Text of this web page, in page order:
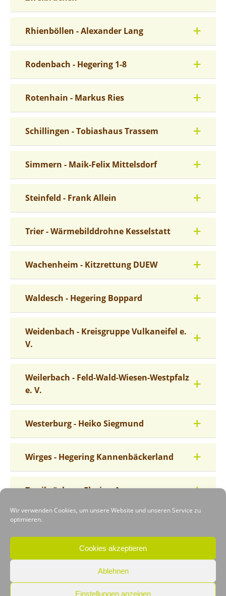
Wir verwenden Cookies, um unsere Website und unseren Service zu
optimieren.
Cookies akzeptieren
Ablehnen
Einstellungen anzeigen
Rhienböllen - Alexander Lang
Rodenbach - Hegering 1-8
Rotenhain - Markus Ries
Schillingen - Tobiashaus Trassem
Simmern - Maik-Felix Mittelsdorf
Steinfeld - Frank Allein
Trier - Wärmebilddrohne Kesselstatt
Wachenheim - Kitzrettung DUEW
Waldesch - Hegering Boppard
Weidenbach - Kreisgruppe Vulkaneifel e.
V.
Weilerbach - Feld-Wald-Wiesen-Westpfalz
e. V.
Westerburg - Heiko Siegmund
Wirges - Hegering Kannenbäckerland
Zweibrücken - Florian Auer
Nicht fündig geworden?